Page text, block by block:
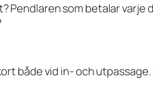
Pendlaren som betalar
både vid in- och